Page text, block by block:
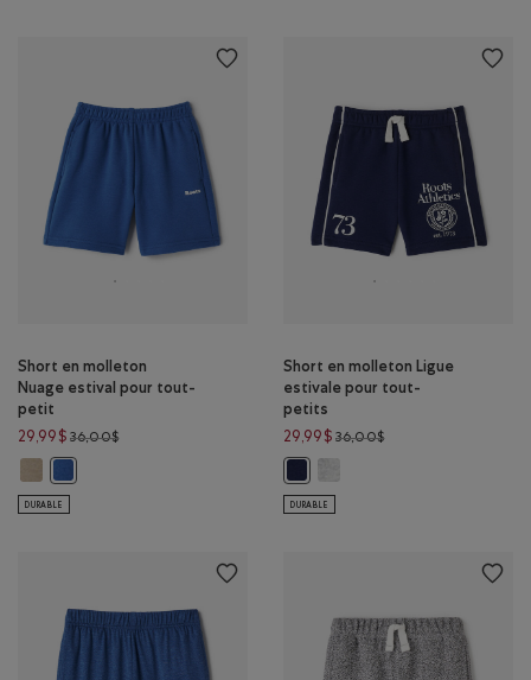
Short en molleton
Nuage estival pour tout-
petit
29,99$ 36,00$Prix réduit de 36,00$ à 29,99$
DURABLE
Short en molleton Ligue
estivale pour tout-
petits
29,99$ 36,00$Prix réduit de 36,00$
DURABLE